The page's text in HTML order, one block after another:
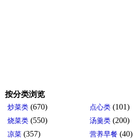
按分类浏览
炒菜类 (670) 点心类 (101)
烧菜类 (550) 汤羹类 (200)
凉菜 (357) 营养早餐 (40)